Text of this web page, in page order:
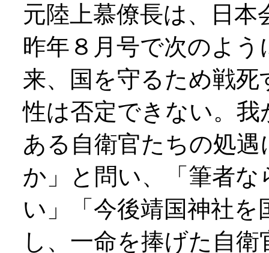
元陸上慕僚長は、日本
昨年８月号で次のよ
来、国を守るため戦
性は否定できない。
ある自衛官たちの処
か」と問い、「筆者
い」「今後靖国神社
し、一命を捧げた自